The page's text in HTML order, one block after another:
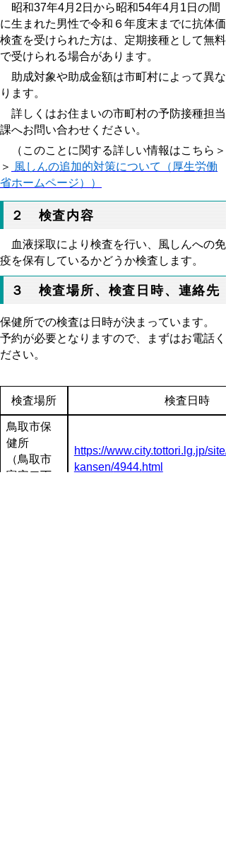
昭和37年4月2日から昭和54年4月1日の間
に生まれた男性で令和６年度末までに抗体価
検査を受けられた方は、定期接種として無料
で受けられる場合があります。
助成対象や助成金額は市町村によって異な
ります。
詳しくはお住まいの市町村の予防接種担当
課へお問い合わせください。
（このことに関する詳しい情報はこちら＞
＞ 風しんの追加的対策について（厚生労働
省ホームページ））
２ 検査内容
血液採取により検査を行い、風しんへの免
疫を保有しているかどうか検査します。
３ 検査場所、検査日時、連絡先
保健所での検査は日時が決まっています。
予約が必要となりますので、まずはお電話く
ださい。
検査場所 検査日時
鳥取市保
健所
（鳥取市
富安二丁
https://www.city.tottori.lg.jp/site/
kansen/4944.html